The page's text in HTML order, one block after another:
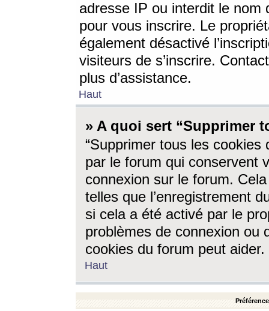
adresse IP ou interdit le nom
pour vous inscrire. Le
également désactivé
visiteurs de s’inscrire.
plus d’assistance.
Haut
» A quoi sert “Supprimer
“Supprimer tous les cookies
par le forum qui conservent
connexion sur le forum.
telles que l’enregistrement
si cela a été activé par le
problèmes de connexion ou
cookies du forum peut aider.
Haut